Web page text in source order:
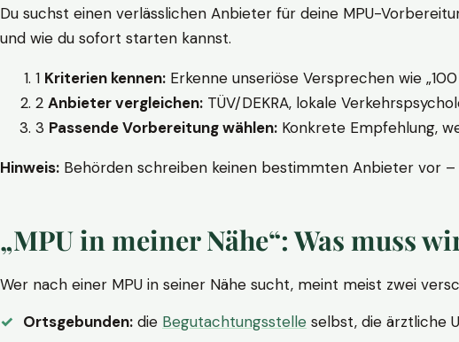
Du suchst einen verlässlichen Anbieter für deine MPU-
und wie du sofort starten kannst.
1 Kriterien kennen: Erkenne unseriöse Versprechen wie
2 Anbieter vergleichen: TÜV/DEKRA, lokale
3 Passende Vorbereitung wählen: Konkrete Empfehlung,
Hinweis: Behörden schreiben keinen bestimmten Anbieter vor
„MPU in meiner Nähe“: Was muss
Wer nach einer MPU in seiner Nähe sucht, meint meist zwei
Ortsgebunden: die Begutachtungsstelle selbst, die ärztliche